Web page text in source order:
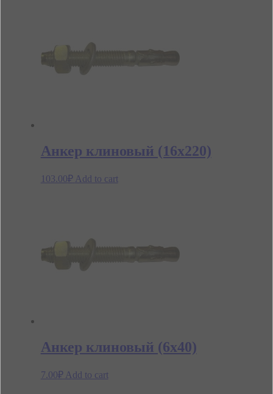
Анкер клиновый (16х220)
103.00₽ Add to cart
Анкер клиновый (6х40)
7.00₽ Add to cart